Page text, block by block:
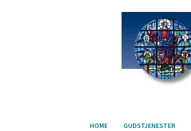
HOME GUDSTJENESTER